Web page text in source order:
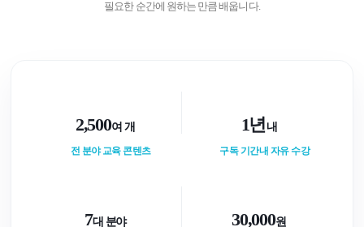
필요한 순간에 원하는 만큼 배웁니다.
2,500여 개
전 분야 교육 콘텐츠
1년 내
구독 기간내 자유 수강
7대 분야 30,000원